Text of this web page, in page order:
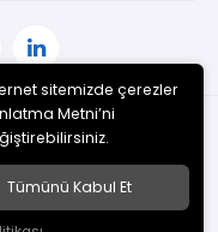
Hizm. San. Tic. A.Ş.
sitemizde çerezler
Metni’ni
Tümünü Kabul Et